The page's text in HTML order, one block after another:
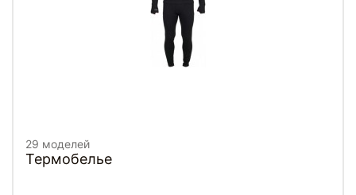
29 моделей
Термобелье